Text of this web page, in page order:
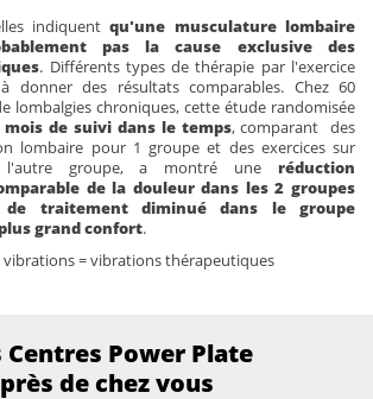
indiquentqu'une musculature lombaire
pas la cause exclusive des
. Différents types de thérapie par l'exercice
donner des résultats comparables. Chez 60
lombalgies chroniques, cette étude randomisée
mois de suivi dans le temps, comparant des
lombaire pour 1 groupe et des exercices sur
l'autre groupe, a montré une réduction
de la douleur dans les 2 groupes
traitement diminué dans le groupe
grand confort.
vibrations = vibrations thérapeutiques
Centres Power Plate
près de chez vous